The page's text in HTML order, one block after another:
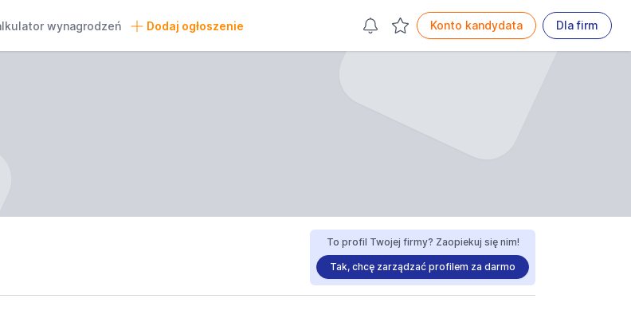
wynagrodzeń Dodaj ogłoszenie Konto kandydata Dla firm
To profil Twojej firmy? Zaopiekuj się nim!
Tak, chcę zarządzać profilem za darmo